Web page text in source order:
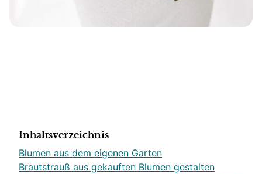
Inhaltsverzeichnis
Blumen aus dem eigenen Garten
Brautstrauß aus gekauften Blumen gestalten